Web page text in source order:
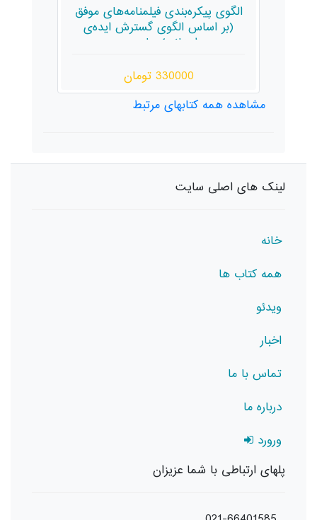
الگوی پیکره‌بندی فیلمنامه‌های موفق
(بر اساس الگوی گسترش ایده‌ی
داستانی) چاپ دوم
330000 تومان
مشاهده همه کتابهای مرتبط
لینک های اصلی سایت
خانه
همه کتاب ها
ویدئو
اخبار
تماس با ما
درباره ما
ورورد
پلهای ارتباطی با شما عزیزان